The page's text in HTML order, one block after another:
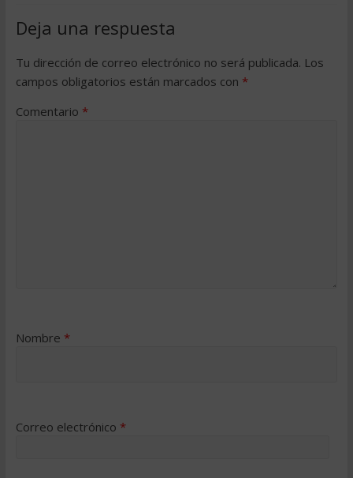
Deja una respuesta
Tu dirección de correo electrónico no será publicada. Los
campos obligatorios están marcados con *
Comentario *
Nombre *
Correo electrónico *